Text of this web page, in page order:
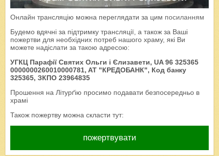
Онлайн трансляцію можна переглядати за цим посиланням
Будемо вдячні за підтримку трансляції, а також за Ваші
пожертви для необхідних потреб нашого храму, які Ви
можете надіслати за такою адресою:
УГКЦ Парафії Святих Ольги і Єлизавети, UA 96 325365
0000000260010000781, AT "КРЕДОБАНК", Код банку
325365, ЗКПО 23964835
Прошення на Літурґію просимо подавати безпосередньо в
храмі
Також пожертву можна скласти тут:
пожертвувати